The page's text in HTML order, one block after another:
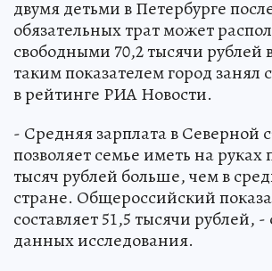
двумя детьми в Петербурге
обязательных трат может
свободными 70,2 тысячи рублей
таким показателем город занял
в рейтинге РИА Новости.
- Средняя зарплата в Северной
позволяет семье иметь на руках
тысяч рублей больше, чем в
стране. Общероссийский
составляет 51,5 тысячи рублей, -
данных исследования.